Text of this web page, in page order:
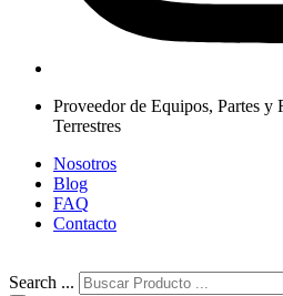
Proveedor de Equipos, Partes y
Terrestres
Nosotros
Blog
FAQ
Contacto
Search ...